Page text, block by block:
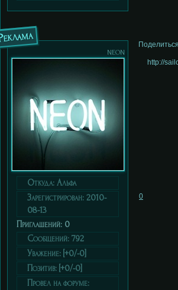
Поделиться
neon
Откуда: Альфа
Зарегистрирован: 2010-
08-13
Приглашений: 0
Сообщений: 792
Уважение: [+0/-0]
Позитив: [+0/-0]
Провел на форуме:
http://
0